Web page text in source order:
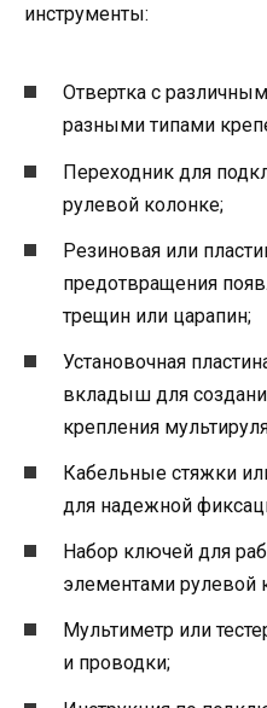
инструменты:
Отвертка с
разными типами
Переходник для
рулевой колонке;
Резиновая или
предотвращения
трещин или царапин;
Установочная
вкладыш для
крепления
Кабельные стяжки
для надежной
Набор ключей для
элементами рулевой
Мультиметр или
и проводки;